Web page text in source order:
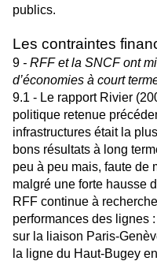
publics.
Les contraintes
9 - RFF et la SNCF ont
d’économies à court
9.1 - Le rapport Rivier
politique retenue
infrastructures était la
bons résultats à long
peu à peu mais, faute de
malgré une forte hausse
RFF continue à
performances des lignes
sur la liaison Paris-
la ligne du Haut-Bugey